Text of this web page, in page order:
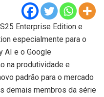
Enterprise Edition e
especialmente para o
AI e o Google
na produtividade e
padrão para o mercado
demais membros da série